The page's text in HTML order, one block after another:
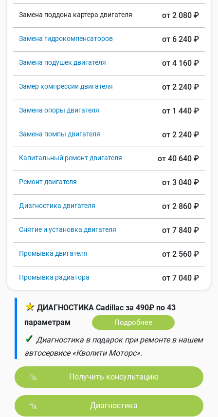
Замена поддона картера двигателя от 2 080 ₽
Замена гидрокомпенсаторов от 6 240 ₽
Замена подушек двигателя от 4 160 ₽
Замер компрессии двигателя от 2 240 ₽
Замена опоры двигателя от 1 440 ₽
Замена помпы двигателя от 2 240 ₽
Капитальный ремонт двигателя от 40 640 ₽
Ремонт двигателя от 3 040 ₽
Диагностика двигателя от 2 860 ₽
Снятие и установка двигателя от 7 840 ₽
Промывка двигателя от 2 560 ₽
Промывка радиатора от 7 040 ₽
★ ДИАГНОСТИКА Cadillac за 490₽ по 43
параметрам
Подробнее
✓ Диагностика в подарок при ремонте в нашем
автосервисе «Кволити Моторс».
Получить консультацию
Диагностика